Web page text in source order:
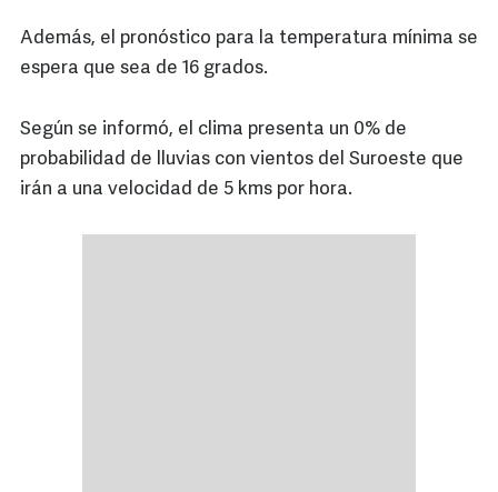
Además, el pronóstico para la temperatura mínima se
espera que sea de 16 grados.
Según se informó, el clima presenta un 0% de
probabilidad de lluvias con vientos del Suroeste que
irán a una velocidad de 5 kms por hora.